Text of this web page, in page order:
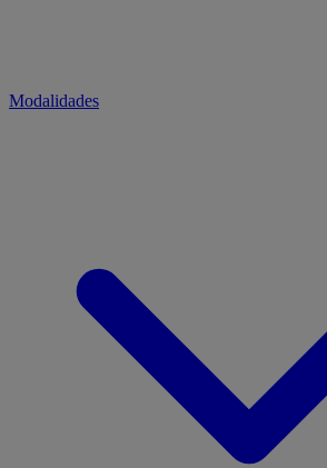
Modalidades